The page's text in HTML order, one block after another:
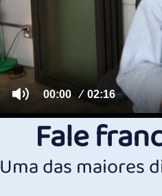
Fale
Uma das maiores